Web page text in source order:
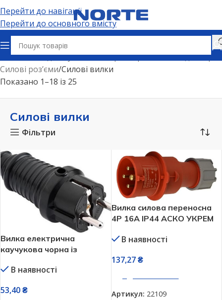
Перейти до навігації
Перейти до основного вмісту
Головна Подовжувачі, електричні розʼєми та адаптери
Силові розʼєми Силові вилки
Показано 1–18 із 25
Силові вилки
Фільтри
Вилка електрична
каучукова чорна із
170010102705
В наявності
53,40₴
Вилка силова переносна
4P 16А IP44 АСКО УКРЕМ
В наявності
137,27₴
Артикул: 22109